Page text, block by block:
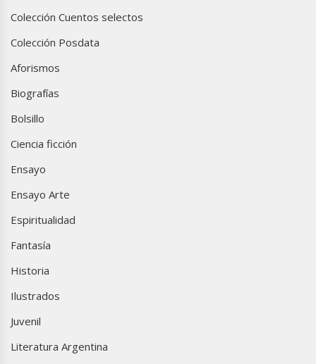
Colección Cuentos selectos
Colección Posdata
Aforismos
Biografías
Bolsillo
Ciencia ficción
Ensayo
Ensayo Arte
Espiritualidad
Fantasía
Historia
Ilustrados
Juvenil
Literatura Argentina